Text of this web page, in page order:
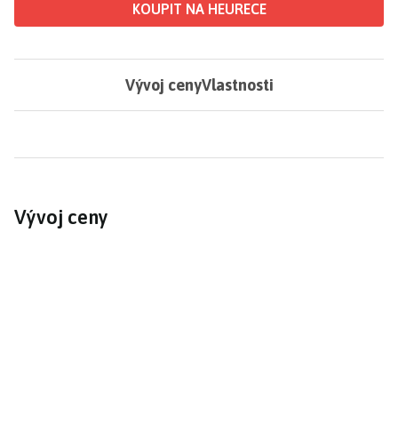
KOUPIT NA HEURECE
Vývoj cenyVlastnosti
Vývoj ceny